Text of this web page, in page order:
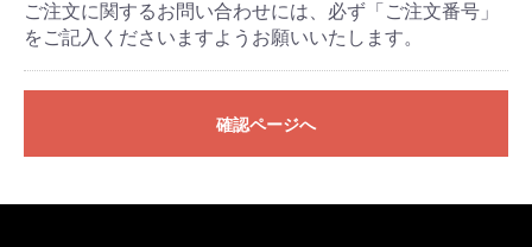
ご注文に関するお問い合わせには、必ず「ご注文番号」
をご記入くださいますようお願いいたします。
確認ページへ